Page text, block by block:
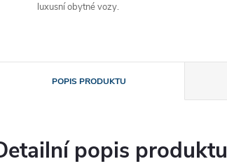
luxusní obytné vozy.
POPIS PRODUKTU
popis produktu